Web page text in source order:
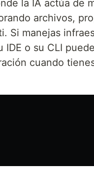
la IA actúa de
archivos,
Si manejas
IDE o su CLI
cuando